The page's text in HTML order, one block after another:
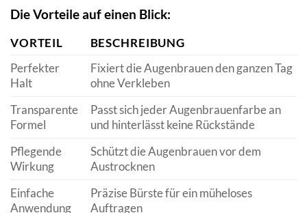
Die Vorteile auf einen Blick:
VORTEIL
BESCHREIBUNG
Perfekter
Halt
Fixiert die Augenbrauen den ganzen Tag
ohne Verkleben
Transparente
Formel
Passt sich jeder Augenbrauenfarbe an
und hinterlässt keine Rückstände
Pflegende
Wirkung
Schützt die Augenbrauen vor dem
Austrocknen
Einfache
Anwendung
Präzise Bürste für ein müheloses
Auftragen